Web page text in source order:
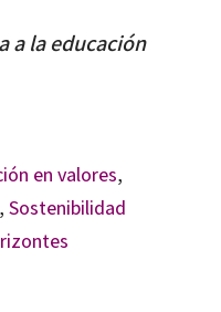
a la educación
en valores,
, Sostenibilidad